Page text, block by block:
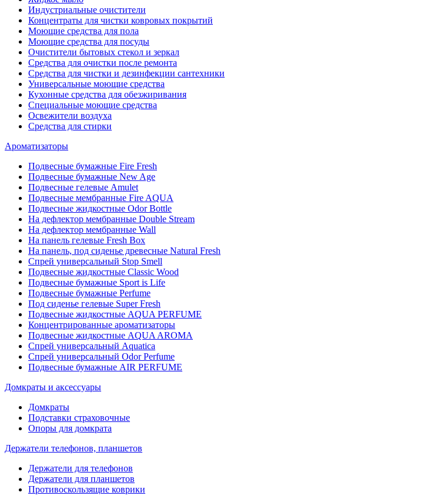
Индустриальные очистители
Концентраты для чистки ковровых покрытий
Моющие средства для пола
Моющие средства для посуды
Очистители бытовых стекол и зеркал
Средства для очистки после ремонта
Средства для чистки и дезинфекции сантехники
Универсальные моющие средства
Кухонные средства для обезжиривания
Специальные моющие средства
Освежители воздуха
Средства для стирки
Ароматизаторы
Подвесные бумажные Fire Fresh
Подвесные бумажные New Age
Подвесные гелевые Amulet
Подвесные мембранные Fire AQUA
Подвесные жидкостные Odor Bottle
На дефлектор мембранные Double Stream
На дефлектор мембранные Wall
На панель гелевые Fresh Box
На панель, под сиденье древесные Natural Fresh
Спрей универсальный Stop Smell
Подвесные жидкостные Classic Wood
Подвесные бумажные Sport is Life
Подвесные бумажные Perfume
Под сиденье гелевые Super Fresh
Подвесные жидкостные AQUA PERFUME
Концентрированные ароматизаторы
Подвесные жидкостные AQUA AROMA
Спрей универсальный Aquatica
Спрей универсальный Odor Perfume
Подвесные бумажные AIR PERFUME
Домкраты и аксессуары
Домкраты
Подставки страховочные
Опоры для домкрата
Держатели телефонов, планшетов
Держатели для телефонов
Держатели для планшетов
Противоскользящие коврики